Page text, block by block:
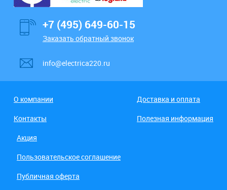
+7 (495) 649-60-15
Заказать обратный звонок
info@electrica220.ru
О компании
Доставка и оплата
Контакты
Полезная информация
Акция
Пользовательское соглашение
Публичная оферта